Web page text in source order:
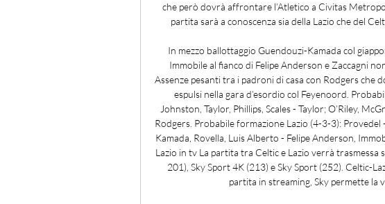
che però dovrà affrontare l’Atletico a Civitas
partita sarà a conoscenza sia della Lazio che del
In mezzo ballottaggio Guendouzi-Kamada col
Immobile al fianco di Felipe Anderson e Zaccagni
Assenze pesanti tra i padroni di casa con Rodgers che
espulsi nella gara d’esordio col Feyenoord.
Johnston, Taylor, Phillips, Scales - Taylor; O’Riley,
Rodgers. Probabile formazione Lazio (4-3-3):
Kamada, Rovella, Luis Alberto - Felipe Anderson,
Lazio in tv La partita tra Celtic e Lazio verrà trasmessa
201), Sky Sport 4K (213) e Sky Sport (252). Celtic-
partita in streaming, Sky permette la